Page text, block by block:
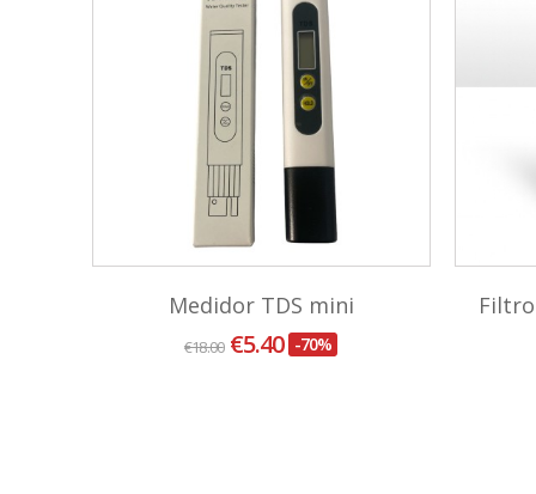
Medidor TDS mini
€18.00 €5.40 -70%